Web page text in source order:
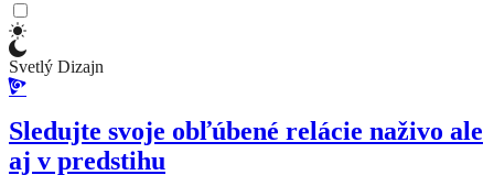
Svetlý Dizajn
Sledujte svoje obľúbené relácie naživo ale
aj v predstihu